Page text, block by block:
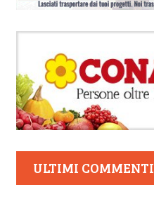
ULTIMI COMMENTI